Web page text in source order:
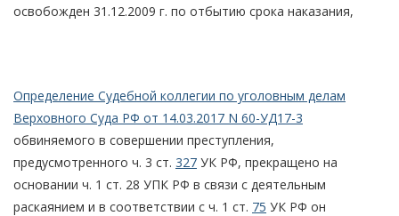
освобожден 31.12.2009 г. по отбытию срока наказания,
Определение Судебной коллегии по уголовным делам
Верховного Суда РФ от 14.03.2017 N 60-УД17-3
обвиняемого в совершении преступления,
предусмотренного ч. 3 ст. 327 УК РФ, прекращено на
основании ч. 1 ст. 28 УПК РФ в связи с деятельным
раскаянием и в соответствии с ч. 1 ст. 75 УК РФ он